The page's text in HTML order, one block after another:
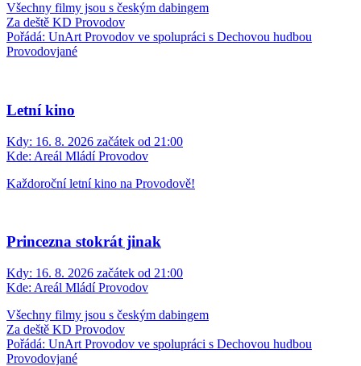
Všechny filmy jsou s českým dabingem
Za deště KD Provodov
Pořádá: UnArt Provodov ve spolupráci s Dechovou hudbou
Provodovjané
Letní kino
Kdy: 16. 8. 2026 začátek od 21:00
Kde: Areál Mládí Provodov
Každoroční letní kino na Provodově!
Princezna stokrát jinak
Kdy: 16. 8. 2026 začátek od 21:00
Kde: Areál Mládí Provodov
Všechny filmy jsou s českým dabingem
Za deště KD Provodov
Pořádá: UnArt Provodov ve spolupráci s Dechovou hudbou
Provodovjané